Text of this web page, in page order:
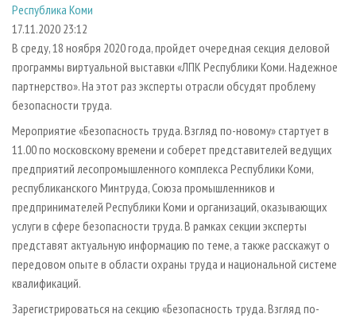
ПРОИЗВОДСТВО ДРЕВЕСНЫХ ПЛИТ
ДЕРЕВЯННОЕ ДОМОСТРОЕНИЕ
ПРОИЗВОДСТВО МЕБЕЛИ
БИОЭНЕРГЕТИКА
ИНСТРУМЕНТ И МАТЕРИАЛЫ
МОБИЛЬНЫЕ ВЫСТАВКИ
ОФИЦИАЛЬНЫЕ ДЕЛЕГАЦИИ
ПРИОРИТЕТНЫЕ ИНВЕСТПРОЕКТЫ
RUSSIAN FORESTRY REVIEW
БИБЛИОТЕКА СПЕЦИАЛИСТА
РЕКЛАМА НА САЙТЕ
Республика Коми
17.11.2020 23:12
В среду, 18 ноября 2020 года, пройдет очередная секция деловой
программы виртуальной выставки «ЛПК Республики Коми. Надежное
партнерство». На этот раз эксперты отрасли обсудят проблему
безопасности труда.
Мероприятие «Безопасность труда. Взгляд по-новому» стартует в
11.00 по московскому времени и соберет представителей ведущих
предприятий лесопромышленного комплекса Республики Коми,
республиканского Минтруда, Союза промышленников и
предпринимателей Республики Коми и организаций, оказывающих
услуги в сфере безопасности труда. В рамках секции эксперты
представят актуальную информацию по теме, а также расскажут о
передовом опыте в области охраны труда и национальной системе
квалификаций.
Зарегистрироваться на секцию «Безопасность труда. Взгляд по-